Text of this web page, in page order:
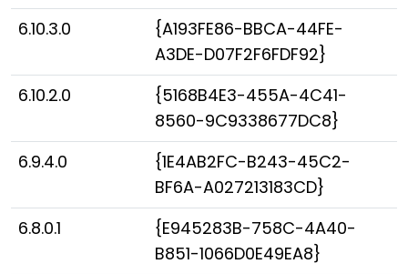
6.10.3.0
{A193FE86-BBCA-44FE-
A3DE-D07F2F6FDF92}
6.10.2.0
{5168B4E3-455A-4C41-
8560-9C9338677DC8}
6.9.4.0
{1E4AB2FC-B243-45C2-
BF6A-A027213183CD}
6.8.0.1
{E945283B-758C-4A40-
B851-1066D0E49EA8}